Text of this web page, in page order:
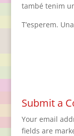
també tenim
T’esperem.
Submit a
Your email
fields are